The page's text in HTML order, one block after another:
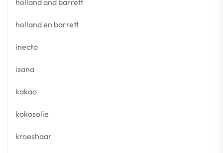
holland and barrett
holland en barrett
inecto
isana
kakao
kokosolie
kroeshaar